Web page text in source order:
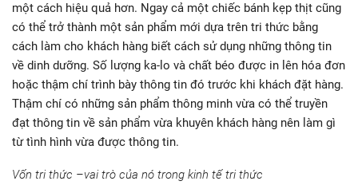
một cách hiệu quả hơn. Ngay cả một chiếc bánh kẹp thịt cũng
có thể trở thành một sản phẩm mới dựa trên tri thức bằng
cách làm cho khách hàng biết cách sử dụng những thông tin
về dinh dưỡng. Số lượng ka-lo và chất béo được in lên hóa đơn
hoặc thậm chí trình bày thông tin đó trước khi khách đặt hàng.
Thậm chí có những sản phẩm thông minh vừa có thể truyền
đạt thông tin về sản phẩm vừa khuyên khách hàng nên làm gì
từ tình hình vừa được thông tin.
Vốn tri thức –vai trò của nó trong kinh tế tri thức